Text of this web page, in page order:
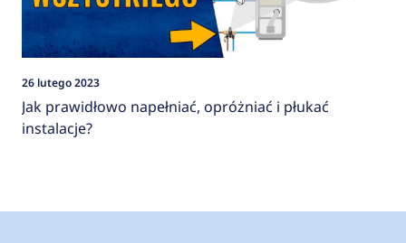
26 lutego 2023
Jak prawidłowo napełniać, opróżniać i płukać
instalacje?